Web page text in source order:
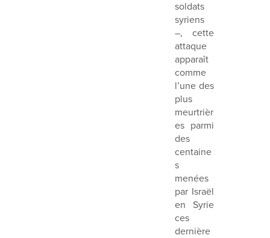
soldats
syriens
–, cette
attaque
apparaît
comme
l’une des
plus
meurtrièr
es parmi
des
centaine
s
menées
par Israël
en Syrie
ces
dernière